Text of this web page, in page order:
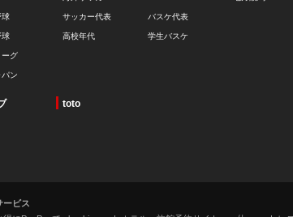
球
球
ーグ
ン
サッカー代表
高校年代
バスケ代表
学生バスケ
toto
ービス